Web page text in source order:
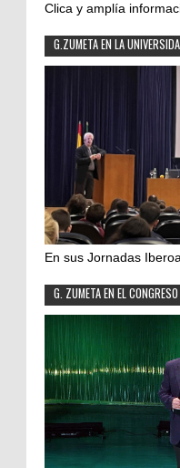
Clica y amplía
G.ZUMETA EN LA
En sus Jornadas
G. ZUMETA EN EL